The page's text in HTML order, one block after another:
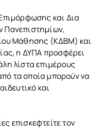
και Δια
Μάθησης (ΚΔΒΜ) και
η ΔΥΠΑ προσφέρει
λίστα επιμέρους
τα οποία μπορούν να
και
επισκεφτείτε τον